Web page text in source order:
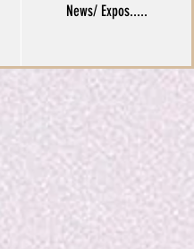
News/ Expos.....